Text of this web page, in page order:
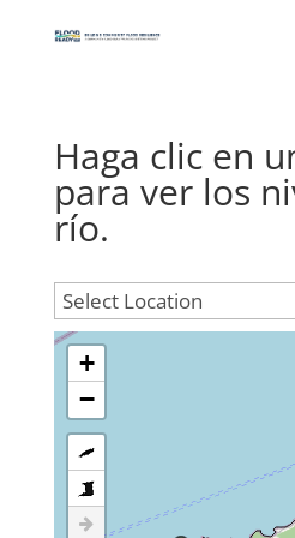
Haga clic en
para ver los
río.
+
−